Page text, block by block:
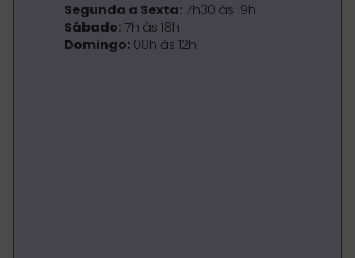
Segunda a Sexta:7h30 às 19h
Sábado:7h às 18h
Domingo: 08h às 12h